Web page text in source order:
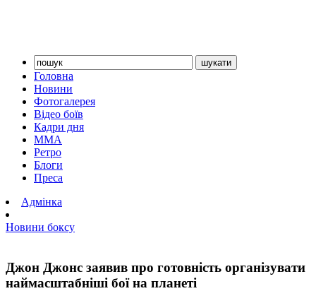
Головна
Новини
Фотогалерея
Відео боїв
Кадри дня
ММА
Ретро
Блоги
Преса
Адмінка
Новини боксу
Джон Джонс заявив про готовність організувати
наймасштабніші бої на планеті